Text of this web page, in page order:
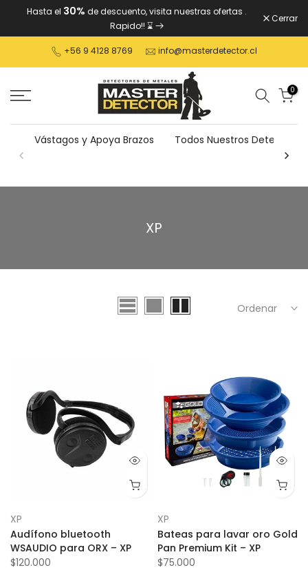
Hasta el 30% de descuento, visita nuestras ofertas .
Rapido!! ⌛
Cerrar
+56 9 4128 8769 info@masterdetector.cl
0
Vástagos y Apoya Brazos Todos Nuestros Detectores
XP
Ordenar
XP
Audífono bluetooth
WSAUDIO para ORX – XP
$120.000
XP
Bateas para lavar oro Gold
Pan Premium Kit – XP
$75.000